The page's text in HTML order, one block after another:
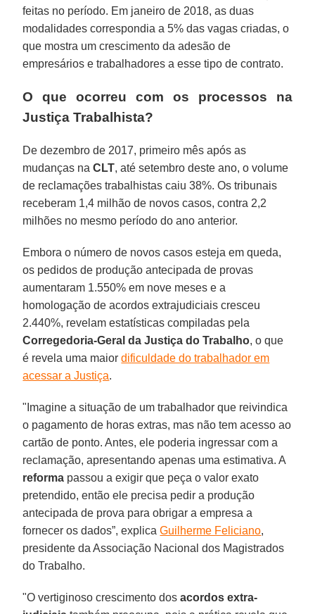
feitas no período. Em janeiro de 2018, as duas
modalidades correspondia a 5% das vagas criadas, o
que mostra um crescimento da adesão de
empresários e trabalhadores a esse tipo de contrato.
O que ocorreu com os processos na
Justiça Trabalhista?
De dezembro de 2017, primeiro mês após as
mudanças naCLT, até setembro deste ano, o volume
de reclamações trabalhistas caiu 38%. Os tribunais
receberam 1,4 milhão de novos casos, contra 2,2
milhões no mesmo período do ano anterior.
Embora o número de novos casos esteja em queda,
os pedidos de produção antecipada de provas
aumentaram 1.550% em nove meses e a
homologação de acordos extrajudiciais cresceu
2.440%, revelam estatísticas compiladas pela
Corregedoria-Geral da Justiça do Trabalho, o que
é revela uma maiordificuldade do trabalhador em
acessar a Justiça.
"Imagine a situação de um trabalhador que reivindica
o pagamento de horas extras, mas não tem acesso ao
cartão de ponto. Antes, ele poderia ingressar com a
reclamação, apresentando apenas uma estimativa. A
reforma passou a exigir que peça o valor exato
pretendido, então ele precisa pedir a produção
antecipada de prova para obrigar a empresa a
fornecer os dados”, explicaGuilherme Feliciano,
presidente da Associação Nacional dos Magistrados
do Trabalho.
"O vertiginoso crescimento dosacordos extra-